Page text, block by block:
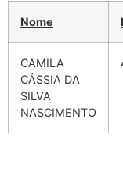
Nome
CAMILA
CÁSSIA DA
SILVA
NASCIMENTO